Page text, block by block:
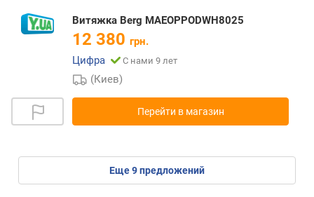
Витяжка Berg MAEOPPODWH8025
12 380 грн.
Цифра
С нами 9 лет
(Киев)
Перейти в магазин
eще9предложений